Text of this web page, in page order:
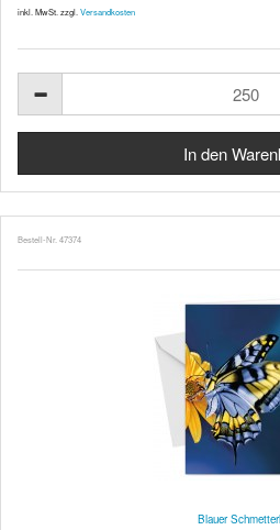
inkl. MwSt. zzgl. Versandkosten
Bestell-Nr. 47374
Blauer